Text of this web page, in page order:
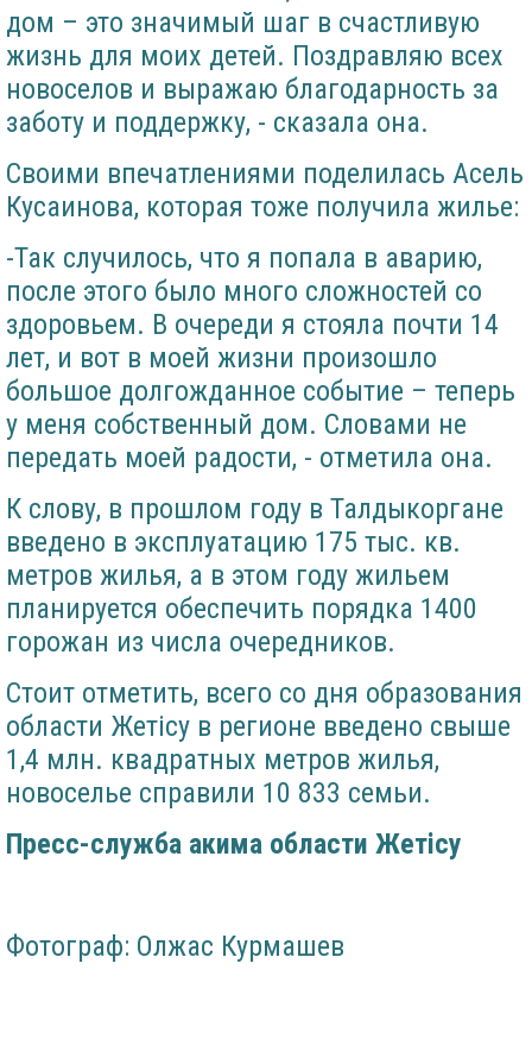
дом – это значимый шаг в счастливую
жизнь для моих детей. Поздравляю всех
новоселов и выражаю благодарность за
заботу и поддержку, - сказала она.
Своими впечатлениями поделилась Асель
Кусаинова, которая тоже получила жилье:
-Так случилось, что я попала в аварию,
после этого было много сложностей со
здоровьем. В очереди я стояла почти 14
лет, и вот в моей жизни произошло
большое долгожданное событие – теперь
у меня собственный дом. Словами не
передать моей радости, - отметила она.
К слову, в прошлом году в Талдыкоргане
введено в эксплуатацию 175 тыс. кв.
метров жилья, а в этом году жильем
планируется обеспечить порядка 1400
горожан из числа очередников.
Стоит отметить, всего со дня образования
области Жетісу в регионе введено свыше
1,4 млн. квадратных метров жилья,
новоселье справили 10 833 семьи.
Пресс-служба акима области Жетiсу
Фотограф: Олжас Курмашев